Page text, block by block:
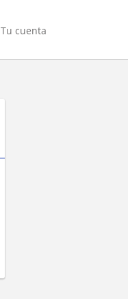
Tu cuenta